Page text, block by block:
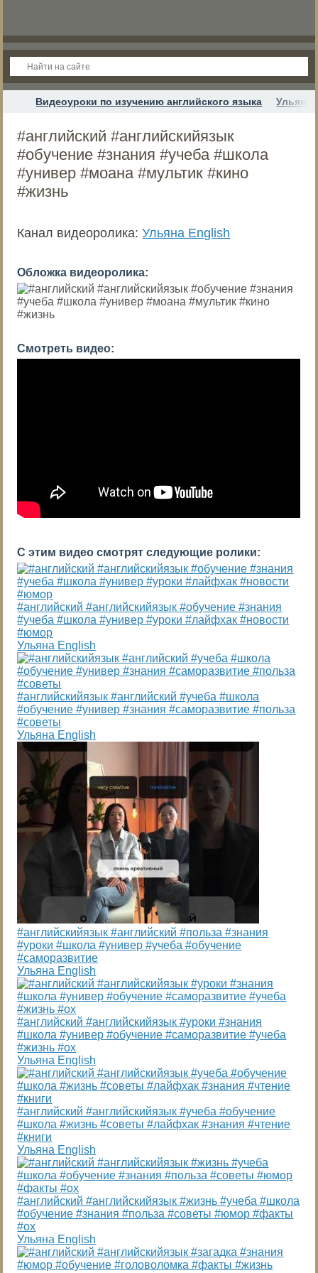
Видеоуроки по изучению английского языка Ульяна
#английский #английскийязык
#обучение #знания #учеба #школа
#универ #моана #мультик #кино
#жизнь
Канал видеоролика:Ульяна English
Обложка видеоролика:
Смотреть видео:
С этим видео смотрят следующие ролики:
#английский #английскийязык #обучение #знания
#учеба #школа #универ #уроки #лайфхак #новости
#юмор
Ульяна English
#английскийязык #английский #учеба #школа
#обучение #универ #знания #саморазвитие #польза
#советы
Ульяна English
#английскийязык #английский #польза #знания
#уроки #школа #универ #учеба #обучение
#саморазвитие
Ульяна English
#английский #английскийязык #уроки #знания
#школа #универ #обучение #саморазвитие #учеба
#жизнь #ох
Ульяна English
#английский #английскийязык #учеба #обучение
#школа #жизнь #советы #лайфхак #знания #чтение
#книги
Ульяна English
#английский #английскийязык #жизнь #учеба #школа
#обучение #знания #польза #советы #юмор #факты
#ох
Ульяна English